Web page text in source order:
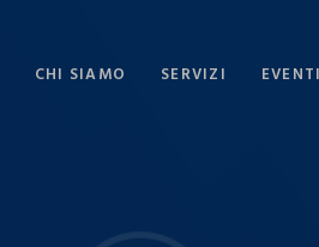
CHI SIAMO SERVIZI